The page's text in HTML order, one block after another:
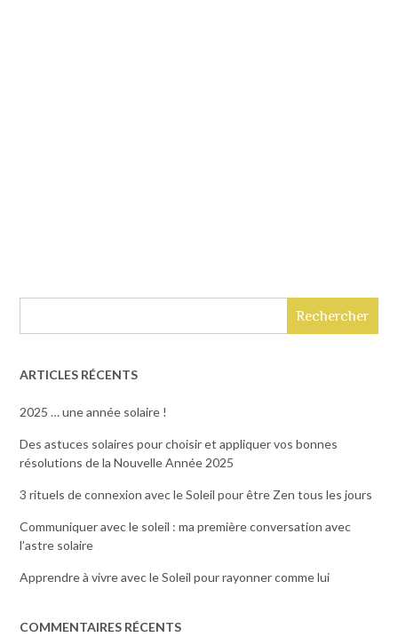
Rechercher
ARTICLES RÉCENTS
2025 … une année solaire !
Des astuces solaires pour choisir et appliquer vos bonnes
résolutions de la Nouvelle Année 2025
3 rituels de connexion avec le Soleil pour être Zen tous les jours
Communiquer avec le soleil : ma première conversation avec
l’astre solaire
Apprendre à vivre avec le Soleil pour rayonner comme lui
COMMENTAIRES RÉCENTS